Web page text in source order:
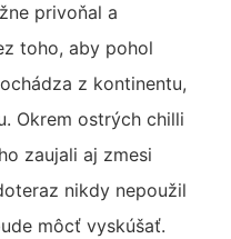
privoňal a
toho, aby pohol
z kontinentu,
Okrem ostrých chilli
zaujali aj zmesi
nikdy nepoužil
môcť vyskúšať.